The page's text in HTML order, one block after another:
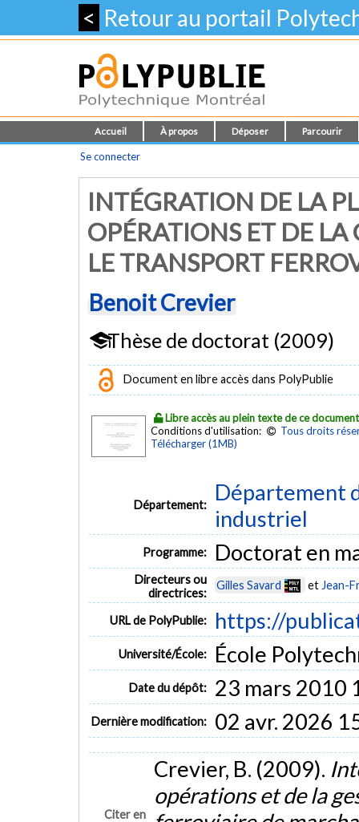
< Retour au portail
Accueil À propos Déposer Parcourir
Se connecter
INTÉGRATION DE LA
OPÉRATIONS ET DE
LE TRANSPORT
Benoit Crevier
Thèse de doctorat (2009)
Document en libre accès dans PolyPublie
Libre accès au plein texte de ce document
Conditions d'utilisation:
Tous droits
Télécharger (1MB)
Département:
Département
industriel
Programme: Doctorat en
Directeurs ou
directrices:
Gilles Savard et Jean-
URL de PolyPublie: https://
Université/École: École
Date du dépôt: 23 mars 2010
Dernière modification: 02 avr. 2026
Citer en
Crevier, B. (2009).
opérations et de la